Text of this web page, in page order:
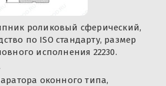
роликовый сферический,
по ISO стандарту, размер
исполнения 22230.
оконного типа,